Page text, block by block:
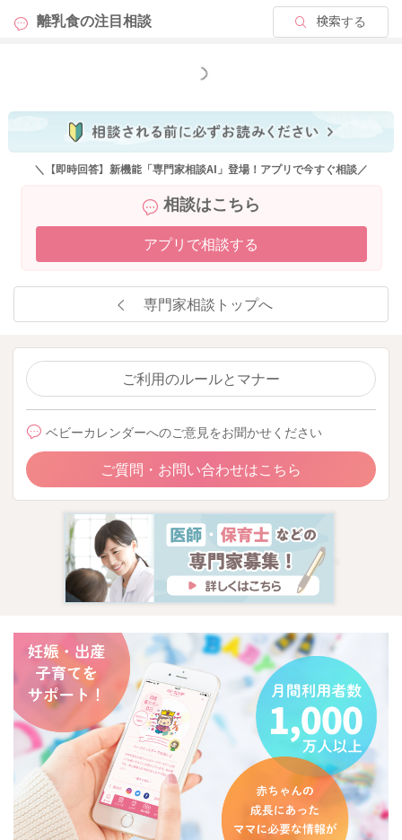
よろしくお願いします。
離乳食の注目相談 検索する
もっと見る
＼【即時回答】新機能「専門家相談AI」登場！アプリで今すぐ相談／
相談はこちら
アプリで相談する
専門家相談トップへ
ご利用のルールとマナー
ベビーカレンダーへのご意見をお聞かせください
ご質問・お問い合わせはこちら